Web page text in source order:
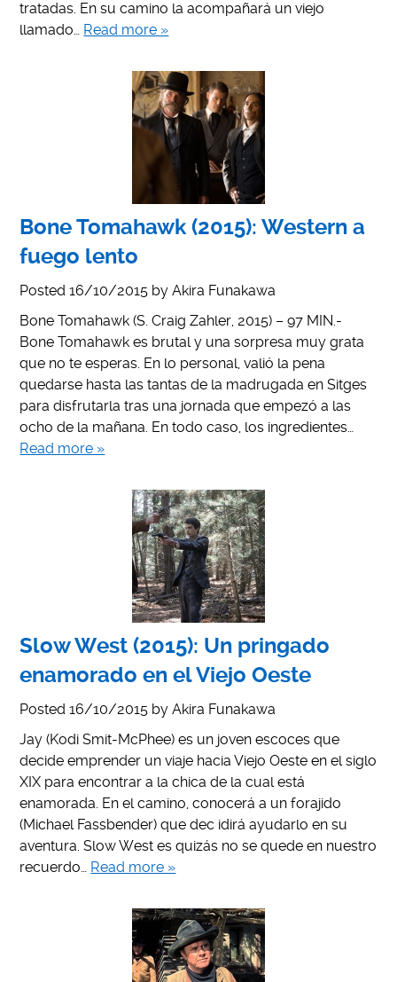
tratadas. En su camino la acompañará un viejo
llamado… Read more »
Bone Tomahawk (2015): Western a
fuego lento
Posted16/10/2015 byAkira Funakawa
Bone Tomahawk (S. Craig Zahler, 2015) – 97 MIN.-
Bone Tomahawk es brutal y una sorpresa muy grata
que no te esperas. En lo personal, valió la pena
quedarse hasta las tantas de la madrugada en Sitges
para disfrutarla tras una jornada que empezó a las
ocho de la mañana. En todo caso, los ingredientes…
Read more »
Slow West (2015): Un pringado
enamorado en el Viejo Oeste
Posted16/10/2015 byAkira Funakawa
Jay (Kodi Smit-McPhee) es un joven escoces que
decide emprender un viaje hacia Viejo Oeste en el siglo
XIX para encontrar a la chica de la cual está
enamorada. En el camino, conocerá a un forajido
(Michael Fassbender) que dec idirá ayudarlo en su
aventura. Slow West es quizás no se quede en nuestro
recuerdo… Read more »